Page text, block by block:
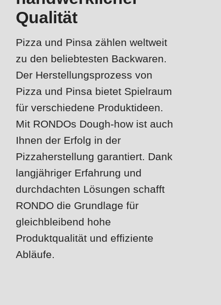
Vereinigte Staaten · DE
Events
Newsletter
is
deprecated
in
Drupal\rondo_contact\ContactService-
>Drupal\rondo_contact\
{closure}
592
of
modules/custom/rondo_contact/src/ContactService.php
Deprecated
mb_substr():
Passing
null
to
parameter
Qualität
Pizza und Pinsa zählen weltweit
zu den beliebtesten Backwaren.
Der Herstellungsprozess von
Pizza und Pinsa bietet Spielraum
für verschiedene Produktideen.
Mit RONDOs Dough-how ist auch
Ihnen der Erfolg in der
Pizzaherstellung garantiert. Dank
langjähriger Erfahrung und
durchdachten Lösungen schafft
RONDO die Grundlage für
gleichbleibend hohe
Produktqualität und effiziente
Abläufe.